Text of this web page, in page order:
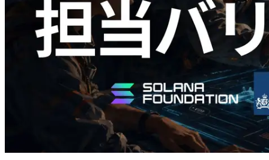
この記事を読む
さらに読み込む